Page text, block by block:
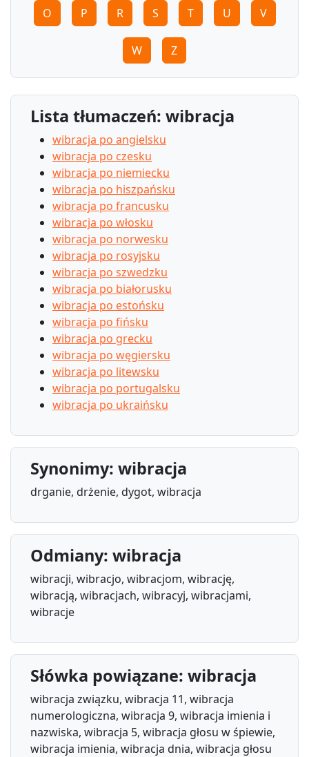
O P R S T U V
W Z
Lista tłumaczeń: wibracja
wibracja po angielsku
wibracja po czesku
wibracja po niemiecku
wibracja po hiszpańsku
wibracja po francusku
wibracja po włosku
wibracja po norwesku
wibracja po rosyjsku
wibracja po szwedzku
wibracja po białorusku
wibracja po estońsku
wibracja po fińsku
wibracja po grecku
wibracja po węgiersku
wibracja po litewsku
wibracja po portugalsku
wibracja po ukraińsku
Synonimy: wibracja
drganie, drżenie, dygot, wibracja
Odmiany: wibracja
wibracji, wibracjo, wibracjom, wibrację,
wibracją, wibracjach, wibracyj, wibracjami,
wibracje
Słówka powiązane: wibracja
wibracja związku, wibracja 11, wibracja
numerologiczna, wibracja 9, wibracja imienia i
nazwiska, wibracja 5, wibracja głosu w śpiewie,
wibracja imienia, wibracja dnia, wibracja głosu